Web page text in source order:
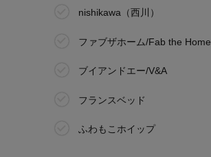
nishikawa（西川）
ファブザホーム/Fab the Home
ブイアンドエー/V&A
フランスベッド
ふわもこホイップ